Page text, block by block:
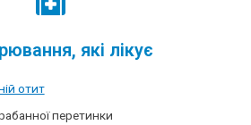
які лікує
отит
перетинки